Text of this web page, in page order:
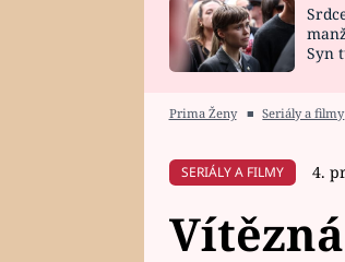
HOROSKOP NA
Syn
Prima Ženy ■ Seriály a filmy
SERIÁLY A FILMY 4.